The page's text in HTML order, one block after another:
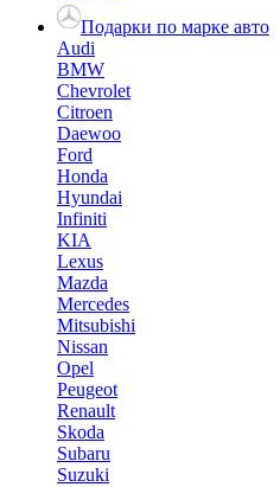
Подарки по марке авто
Audi
BMW
Chevrolet
Citroen
Daewoo
Ford
Honda
Hyundai
Infiniti
KIA
Lexus
Mazda
Mercedes
Mitsubishi
Nissan
Opel
Peugeot
Renault
Skoda
Subaru
Suzuki